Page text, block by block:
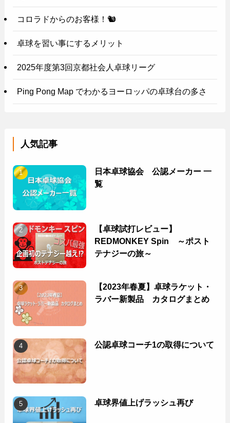
コロラドからのお客様！🐿️
卓球を習い事にするメリット
2025年度第3回京都社会人卓球リーグ
Ping Pong Map でわかるヨーロッパの卓球台の多さ
人気記事
日本卓球協会 公認メーカー 一
覧
【卓球試打レビュー】
REDMONKEY Spin ～ポスト
テナジーの旅～
【2023年春夏】卓球ラケット・
ラバー新製品 カタログまとめ
公認卓球コーチ1の取得について
卓球界値上げラッシュ再び